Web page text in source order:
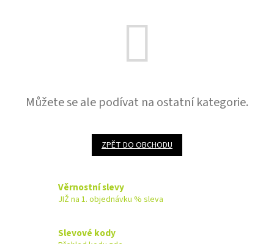
Můžete se ale podívat na ostatní kategorie.
ZPĚT DO OBCHODU
Věrnostní slevy
JIŽ na 1. objednávku % sleva
Slevové kody